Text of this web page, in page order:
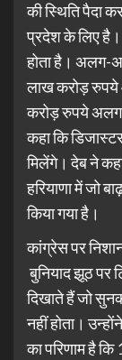
की स्थिति पैदा
प्रदेश के लिए
होता है। अलग-
लाख करोड़ रुपये
करोड़ रुपये
कहा कि
मिलेंगे। देब ने
हरियाणा में जो
किया गया है।
कांग्रेस पर
बुनियाद झूठ पर
दिखाते हैं जो
नहीं होता।
का परिणाम है